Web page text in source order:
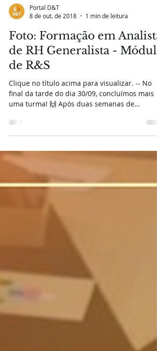
Portal D&T
8 de out. de 2018
1 min de leitura
Foto: Formação em Analista
de RH Generalista - Módulo
de R&S
Clique no título acima para visualizar. -- No
final da tarde do dia 30/09, concluímos mais